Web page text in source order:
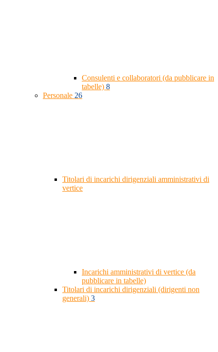
Consulenti e collaboratori (da pubblicare in
tabelle) 8
Personale 26
Titolari di incarichi dirigenziali amministrativi di
vertice
Incarichi amministrativi di vertice (da
pubblicare in tabelle)
Titolari di incarichi dirigenziali (dirigenti non
generali) 3